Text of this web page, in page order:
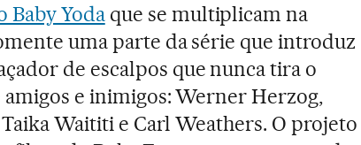
Baby Yodaque se multiplicam na
uma parte da série que introduz
de escalpos que nunca tira o
amigos e inimigos: Werner Herzog,
Waititi e Carl Weathers. O projeto